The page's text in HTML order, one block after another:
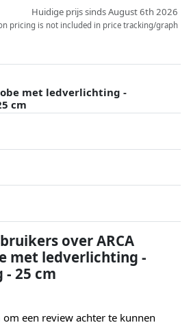
Huidige prijs sinds August 6th 2026
pricing is not included in price tracking/graph
met ledverlichting -
cm
over ARCA
met ledverlichting -
25 cm
om een review achter te kunnen